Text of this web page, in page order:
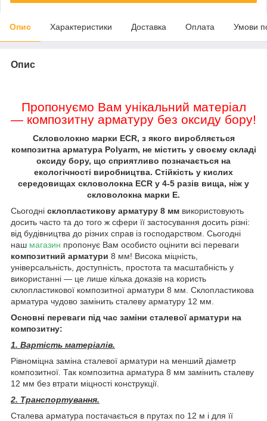
Опис Характеристики Доставка Оплата Умови
Опис
Пропонуємо Вам унікальний матеріал
— композитну арматуру без оксиду бору!
Скловолокно марки ECR, з якого виробляється
композитна арматура Polyarm, не містить у своєму складі
оксиду бору, що сприятливо позначається на
екологічності виробництва. Стійкість у кислих
середовищах скловолокна ECR у 4-5 разів вища, ніж у
скловолокна марки E.
Сьогодні склопластикову арматуру 8 мм використовують
досить часто та до того ж сфери її застосування досить різні:
від будівництва до різних справ із господарством. Сьогодні
наш магазин пропонує Вам особисто оцінити всі переваги
композитний арматури 8 мм! Висока міцність,
універсальність, доступність, простота та масштабність у
використанні — це лише кілька доказів на користь
склопластикової композитної арматури 8 мм. Склопластикова
арматура чудово замінить сталеву арматуру 12 мм.
Основні переваги під час заміни сталевої арматури на
композитну:
1. Вартість матеріалів.
Рівноміцна заміна сталевої арматури на менший діаметр
композитної. Так композитна арматура 8 мм замінить сталеву
12 мм без втрати міцності конструкції.
2. Транспортування.
Сталева арматура постачається в прутах по 12 м і для її